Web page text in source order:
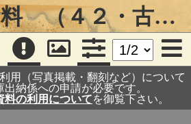
古今伝受資料 （４２・古今集之内不審問状）
用（写真掲載・翻刻など）について
納係への申請が必要です。
料の利用についてを御覧下さい。